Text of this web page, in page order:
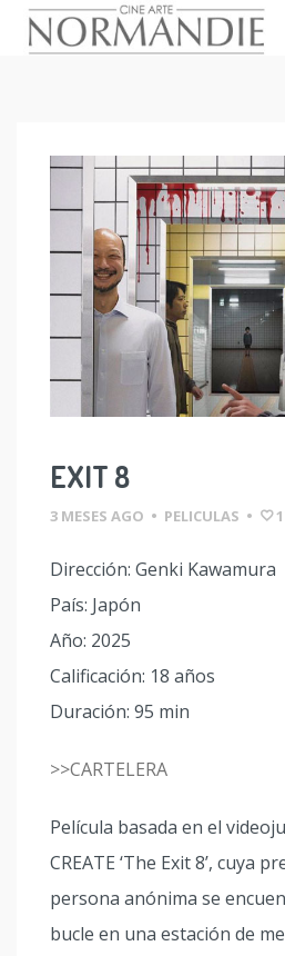
EXIT 8
3 MESES AGO • PELICULAS •
Dirección: Genki Kawamura
País: Japón
Año: 2025
Calificación: 18 años
Duración: 95 min
>>CARTELERA
Película basada en el
CREATE ‘The Exit 8’, cuya
persona anónima se
bucle en una estación de